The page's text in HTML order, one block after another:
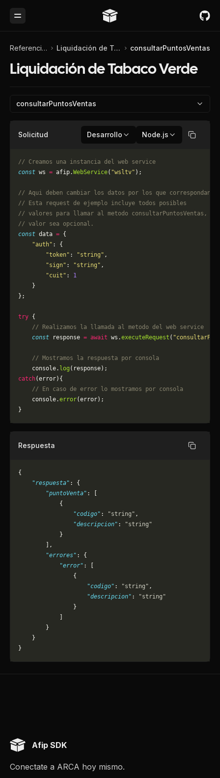
Toggle Menu
Referencia de API Liquidación de Tabaco Verde consultarPuntosVentas
Liquidación de Tabaco Verde
consultarPuntosVentas
Solicitud Desarrollo Node.js Copiar
// Creamos una instancia del web service
const ws = afip.WebService( "wsltv" );
// Aqui deben cambiar los datos por los que correspondan.
// Esta request de ejemplo incluye todos posibles
// valores para llamar al metodo consultarPuntosVentas,
// valor sea opcional.
const data = {
    "auth"
: {
        "token"
: "string" ,
        "sign"
: "string" ,
        "cuit"
: 1
    }
};
try {
    // Realizamos la llamada al metodo del web service
    const
response = await ws.executeRequest (
    // Mostramos la respuesta por consola
    console.
log (response);
catch(error){
    // En caso de error lo mostramos por consola
	console.
error(error);
}
Respuesta Copiar
{
    "respuesta"
: {
        "puntoVenta"
: [
            {
                "codigo"
: "string" ,
                "descripcion"
:
"string"
            }
        ],
        "errores"
: {
            "error"
: [
                {
                    "codigo"
: "string" ,
                    "descripcion"
:
"string"
                }
        }
    }
}
Afip SDK
Conectate a ARCA hoy mismo.